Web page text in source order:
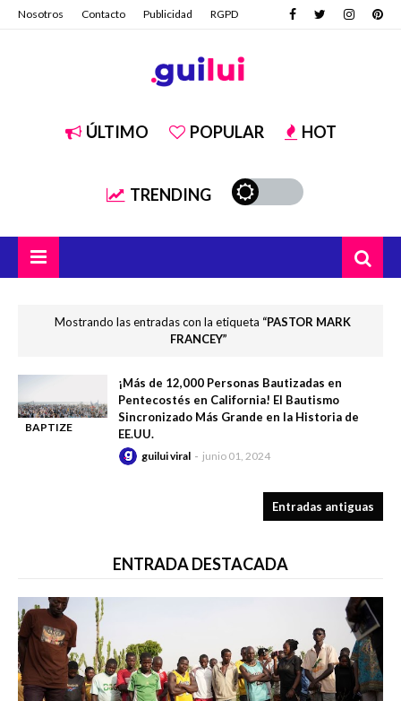
Nosotros Contacto Publicidad RGPD
ÚLTIMO POPULAR HOT
TRENDING
Mostrando las entradas con la etiqueta
PASTOR MARK
FRANCEY
BAPTIZE
¡Más de 12,000 Personas Bautizadas en
Pentecostés en California! El Bautismo
Sincronizado Más Grande en la Historia de
EE.UU.
guilui viral junio 01, 2024
Entradas antiguas
ENTRADA DESTACADA